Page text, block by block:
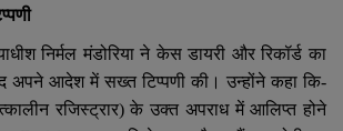
निर्मल मंडोरिया ने केस डायरी और रिकॉर्ड का
आदेश में सख्त टिप्पणी की। उन्होंने कहा कि-
रजिस्ट्रार) के उक्त अपराध में आलिप्त होने